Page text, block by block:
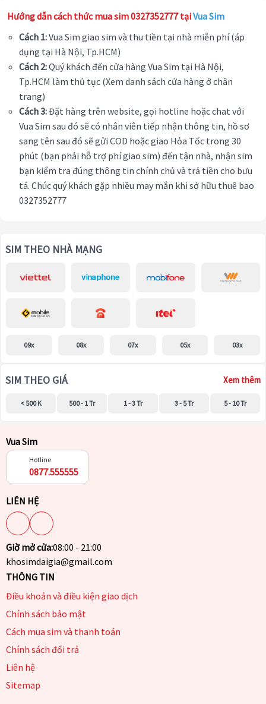
Hướng dẫn cách thức mua sim 0327352777 tạiVua Sim
Cách 1:Vua Sim giao sim và thu tiền tại nhà miễn phí (áp
dụng tại Hà Nội, Tp.HCM)
Cách 2:Quý khách đến cửa hàng Vua Sim tại Hà Nội,
Tp.HCM làm thủ tục (Xem danh sách cửa hàng ở chân
trang)
Cách 3:Đặt hàng trên website, gọi hotline hoặc chat với
Vua Sim sau đó sẽ có nhân viên tiếp nhận thông tin, hồ sơ
sang tên sau đó sẽ gửi COD hoặc giao Hỏa Tốc trong 30
phút (bạn phải hỗ trợ phí giao sim) đến tận nhà, nhận sim
bạn kiểm tra đúng thông tin chính chủ và trả tiền cho bưu
tá. Chúc quý khách gặp nhiều may mắn khi sở hữu thuê bao
0327352777
SIM THEO NHÀ MẠNG
09x 08x 07x 05x 03x
SIM THEO GIÁ Xem thêm
< 500 K 500 - 1 Tr 1 - 3 Tr 3 - 5 Tr 5 - 10 Tr
Vua Sim
Hotline
0877.555555
LIÊN HỆ
Giờ mở cửa:08:00 - 21:00
khosimdaigia@gmail.com
THÔNG TIN
Điều khoản và điều kiện giao dịch
Chính sách bảo mật
Cách mua sim và thanh toán
Chính sách đổi trả
Liên hệ
Sitemap